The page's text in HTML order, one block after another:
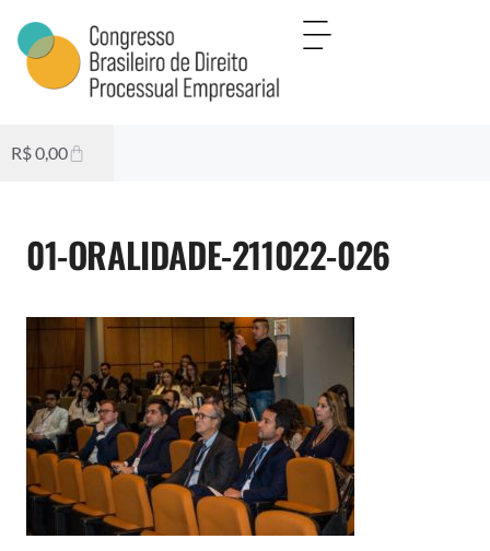
R$0,00
01-ORALIDADE-211022-026